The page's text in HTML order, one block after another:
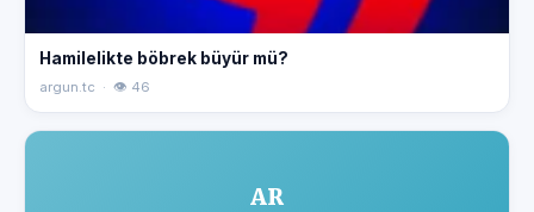
Hamilelikte böbrek büyür mü?
argun.tc · 👁 46
AR